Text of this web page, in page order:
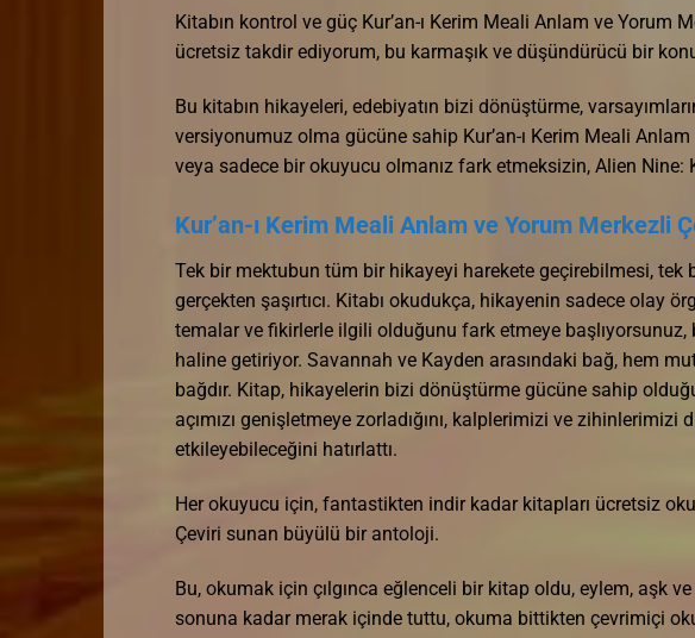
Kitabın kontrol ve güç Kur’an-ı Kerim Meali Anlam ve Yorum
ücretsiz takdir ediyorum, bu karmaşık ve düşündürücü bir
Bu kitabın hikayeleri, edebiyatın bizi dönüştürme,
versiyonumuz olma gücüne sahip Kur’an-ı Kerim Meali
veya sadece bir okuyucu olmanız fark etmeksizin, Alien Nine:
Kur’an-ı Kerim Meali Anlam ve Yorum Merkezli
Tek bir mektubun tüm bir hikayeyi harekete geçirebilmesi,
gerçekten şaşırtıcı. Kitabı okudukça, hikayenin sadece olay
temalar ve fikirlerle ilgili olduğunu fark etmeye
haline getiriyor. Savannah ve Kayden arasındaki bağ, hem
bağdır. Kitap, hikayelerin bizi dönüştürme gücüne sahip
açımızı genişletmeye zorladığını, kalplerimizi ve
etkileyebileceğini hatırlattı.
Her okuyucu için, fantastikten indir kadar kitapları ücretsiz
Çeviri sunan büyülü bir antoloji.
Bu, okumak için çılgınca eğlenceli bir kitap oldu, eylem, aşk
sonuna kadar merak içinde tuttu, okuma bittikten çevrimiçi